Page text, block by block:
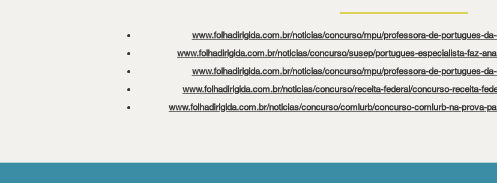
www.folhadirigida.com.br/noticias/concurso/mpu/professora-de-portugues-
www.folhadirigida.com.br/noticias/concurso/susep/portugues-especialista-faz-
www.folhadirigida.com.br/noticias/concurso/mpu/professora-de-portugues-
​www.folhadirigida.com.br/noticias/concurso/receita-federal/concurso-receita-
www.folhadirigida.com.br/noticias/concurso/comlurb/concurso-comlurb-na-prova-